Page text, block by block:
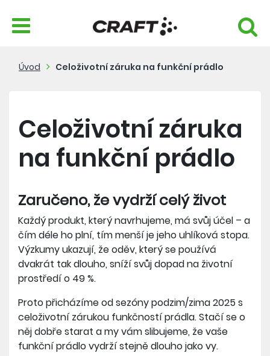
Úvod Celoživotní záruka na funkční prádlo
Celoživotní záruka
na funkční prádlo
Zaručeno, že vydrží celý život
Každý produkt, který navrhujeme, má svůj účel – a
čím déle ho plní, tím menší je jeho uhlíková stopa.
Výzkumy ukazují, že oděv, který se používá
dvakrát tak dlouho, sníží svůj dopad na životní
prostředí o 49 %.
Proto přicházíme od sezóny podzim/zima 2025 s
celoživotní zárukou funkčností prádla. Stačí se o
něj dobře starat a my vám slibujeme, že vaše
funkční prádlo vydrží stejně dlouho jako vy.